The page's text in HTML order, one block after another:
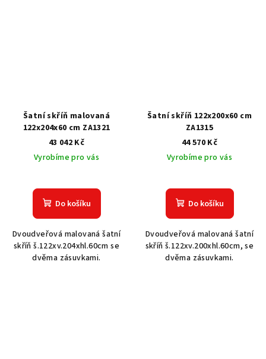
Šatní skříň malovaná
122x204x60 cm ZA1321
43 042 Kč
Vyrobíme pro vás
Do košíku
Dvoudveřová malovaná šatní
skříň š.122xv.204xhl.60cm se
dvěma zásuvkami.
Šatní skříň 122x200x60 cm
ZA1315
44 570 Kč
Vyrobíme pro vás
Do košíku
Dvoudveřová malovaná šatní
skříň š.122xv.200xhl.60cm, se
dvěma zásuvkami.